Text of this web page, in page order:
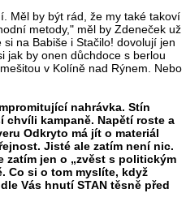
Měl by být rád, že my také takoví
metody," měl by Zdeneček už
na Babiše i Stačilo! dovolují jen
jak by onen důchdoce s berlou
v Kolíně nad Rýnem. Nebo
nahrávka. Stín
kampaně. Napětí roste a
Odkryto má jít o materiál
Jisté ale zatím není nic.
zatím jen o „zvěst s politickým
Co si o tom myslíte, když
Vás hnutí STAN těsně před